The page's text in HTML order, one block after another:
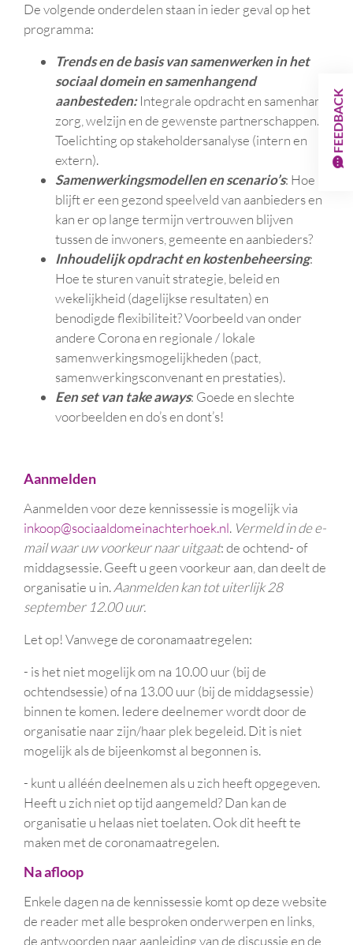
De volgende onderdelen staan in ieder geval op het
programma:
Trends en de basis van samenwerkenin het
sociaal domein en samenhangend
aanbesteden:Integrale opdracht en samenhang
zorg, welzijn en de gewenste partnerschappen.
Toelichting op stakeholdersanalyse (intern en
extern).
Samenwerkingsmodellen en scenario’s: Hoe
blijft er een gezond speelveld van aanbieders en
kan er op lange termijn vertrouwen blijven
tussen de inwoners, gemeente en aanbieders?
Inhoudelijk opdracht en kostenbeheersing:
Hoe te sturen vanuit strategie, beleid en
wekelijkheid (dagelijkse resultaten) en
benodigde flexibiliteit? Voorbeeld van onder
andere Corona en regionale / lokale
samenwerkingsmogelijkheden (pact,
samenwerkingsconvenant en prestaties).
Een set van take aways: Goede en slechte
voorbeelden en do’s en dont’s!
Aanmelden
Aanmelden voor deze kennissessie is mogelijk via
inkoop@sociaaldomeinachterhoek.nl. Vermeld in de e-
mail waar uw voorkeur naar uitgaat: de ochtend- of
middagsessie. Geeft u geen voorkeur aan, dan deelt de
organisatie u in.Aanmelden kan tot uiterlijk 28
september 12.00 uur.
Let op! Vanwege de coronamaatregelen:
- is het niet mogelijk om na 10.00 uur (bij de
ochtendsessie) of na 13.00 uur (bij de middagsessie)
binnen te komen. Iedere deelnemer wordt door de
organisatie naar zijn/haar plek begeleid. Dit is niet
mogelijk als de bijeenkomst al begonnen is.
- kunt u alléén deelnemen als u zich heeft opgegeven.
Heeft u zich niet op tijd aangemeld? Dan kan de
organisatie u helaas niet toelaten. Ook dit heeft te
maken met de coronamaatregelen.
Na afloop
Enkele dagen na de kennissessie komt op deze website
de reader met alle besproken onderwerpen en links,
de antwoorden naar aanleiding van de discussie en de
FEEDBACK